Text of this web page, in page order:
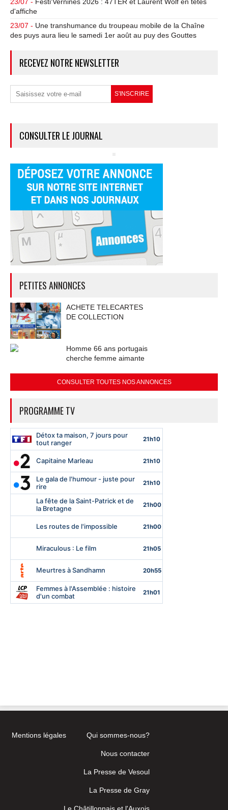
d'affiche
23/07 - Une transhumance du troupeau mobile de la Chaîne
des puys aura lieu le samedi 1er août au puy des Gouttes
RECEVEZ NOTRE NEWSLETTER
CONSULTER LE JOURNAL
PETITES ANNONCES
ACHETE TELECARTES
DE COLLECTION
Homme 66 ans portugais
cherche femme aimante
CONSULTER TOUTES NOS ANNONCES
PROGRAMME TV
Mentions légales Qui sommes-nous?
Nous contacter
La Presse de Vesoul
La Presse de Gray